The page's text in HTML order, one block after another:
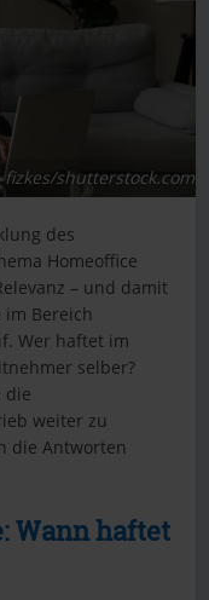
fizkes/shutterstock.com
des
Homeoffice
– und damit
Bereich
Wer haftet im
selber?
die
weiter zu
die Antworten
Wann haftet